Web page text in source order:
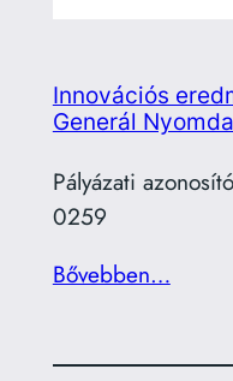
Innovációs
Generál
Pályázati
0259
Bővebben…